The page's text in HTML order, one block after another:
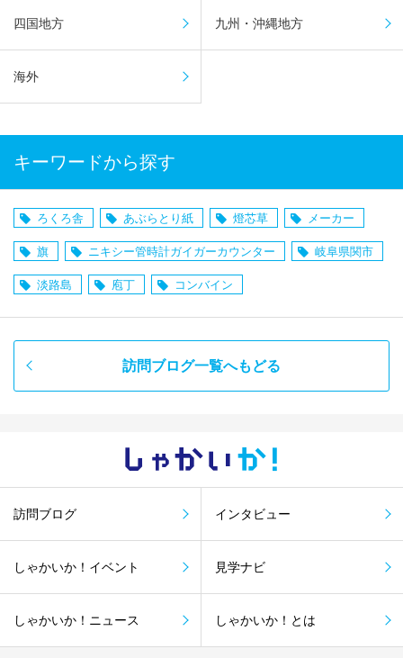
四国地方 九州・沖縄地方
海外
キーワードから探す
ろくろ舎 あぶらとり紙 燈芯草 メーカー
旗 ニキシー管時計ガイガーカウンター 岐阜県関市
淡路島 庖丁 コンバイン
訪問ブログ一覧へもどる
しゃかい か！
訪問ブログ インタビュー
しゃかいか！イベント 見学ナビ
しゃかいか！ニュース しゃかいか！とは